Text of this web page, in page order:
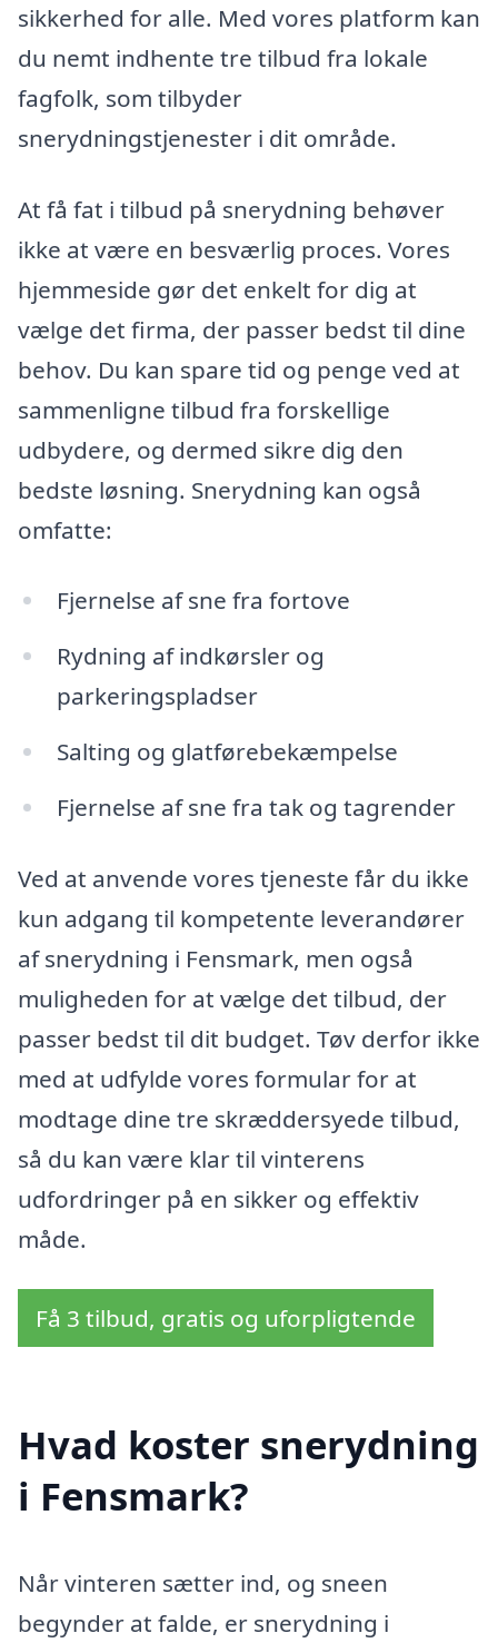
sikkerhed for alle. Med vores platform kan
du nemt indhente tre tilbud fra lokale
fagfolk, som tilbyder
snerydningstjenester i dit område.
At få fat i tilbud på snerydning behøver
ikke at være en besværlig proces. Vores
hjemmeside gør det enkelt for dig at
vælge det firma, der passer bedst til dine
behov. Du kan spare tid og penge ved at
sammenligne tilbud fra forskellige
udbydere, og dermed sikre dig den
bedste løsning. Snerydning kan også
omfatte:
Fjernelse af sne fra fortove
Rydning af indkørsler og
parkeringspladser
Salting og glatførebekæmpelse
Fjernelse af sne fra tak og tagrender
Ved at anvende vores tjeneste får du ikke
kun adgang til kompetente leverandører
af snerydning i Fensmark, men også
muligheden for at vælge det tilbud, der
passer bedst til dit budget. Tøv derfor ikke
med at udfylde vores formular for at
modtage dine tre skræddersyede tilbud,
så du kan være klar til vinterens
udfordringer på en sikker og effektiv
måde.
Få 3 tilbud, gratis og uforpligtende
Hvad koster snerydning
i Fensmark?
Når vinteren sætter ind, og sneen
begynder at falde, er snerydning i